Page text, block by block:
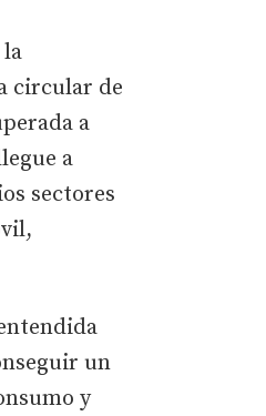
circular de
a
a
sectores
un
y